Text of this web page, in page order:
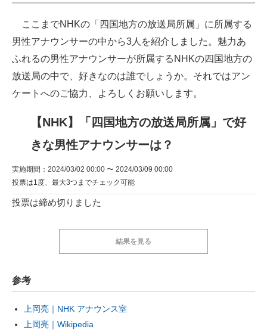
ここまでNHKの「四国地方の放送局所属」に所属する
男性アナウンサーの中から3人を紹介しました。魅力あ
ふれるの男性アナウンサーが所属するNHKの四国地方の
放送局の中で、好きなのは誰でしょうか。それではアン
ケートへのご協力、よろしくお願いします。
【NHK】「四国地方の放送局所属」で好
きな男性アナウンサーは？
実施期間：2024/03/02 00:00 〜 2024/03/09 00:00
投票は1度、最大3つまでチェック可能
投票は締め切りました
結果を見る
参考
上岡亮｜NHK アナウンス室
上岡亮｜Wikipedia